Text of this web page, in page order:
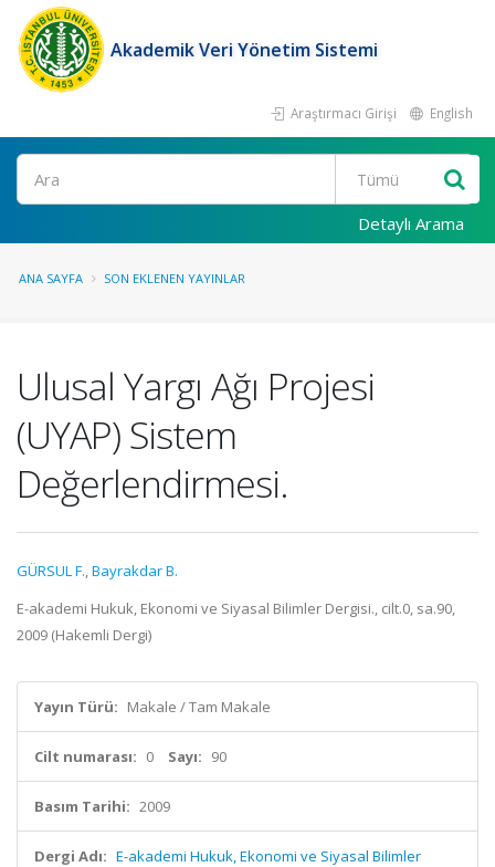
Akademik Veri Yönetim Sistemi
Araştırmacı Girişi English
Ara
Detaylı Arama
ANA SAYFA SON EKLENEN YAYINLAR
Ulusal Yargı Ağı Projesi
(UYAP) Sistem
Değerlendirmesi.
GÜRSUL F.,Bayrakdar B.
E-akademi Hukuk, Ekonomi ve Siyasal Bilimler Dergisi., cilt.0, sa.90,
2009 (Hakemli Dergi)
Yayın Türü: Makale / Tam Makale
Cilt numarası: 0 Sayı: 90
Basım Tarihi: 2009
Dergi Adı: E-akademi Hukuk, Ekonomi ve Siyasal Bilimler